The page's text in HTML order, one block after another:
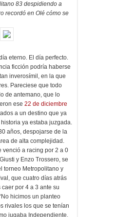
83 despidiendo a
recordó en Olé cómo se
eterno. El día perfecto.
ficción podría haberse
inverosímil, en la que
Pareciese que todo
de antemano, que lo
ese 22 de diciembre
a un destino que ya
ya estaba juzgada.
años, despojarse de la
de alta complejidad.
venció a racing por 2 a 0
y Enzo Trossero, se
torneo Metropolitano y
que cuatro días atrás
por 4 a 3 ante su
hicimos un planteo
rivales los que se tenían
jugaba Independiente.